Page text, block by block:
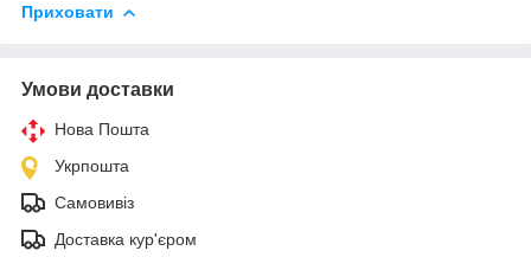
Приховати
Умови доставки
Нова Пошта
Укрпошта
Самовивіз
Доставка кур'єром